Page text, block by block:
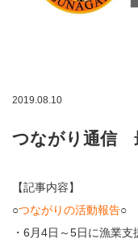
2019.08.10
つながり通信
【記事内容】
○つながりの活動報告○
・6月4日～5日に漁業支